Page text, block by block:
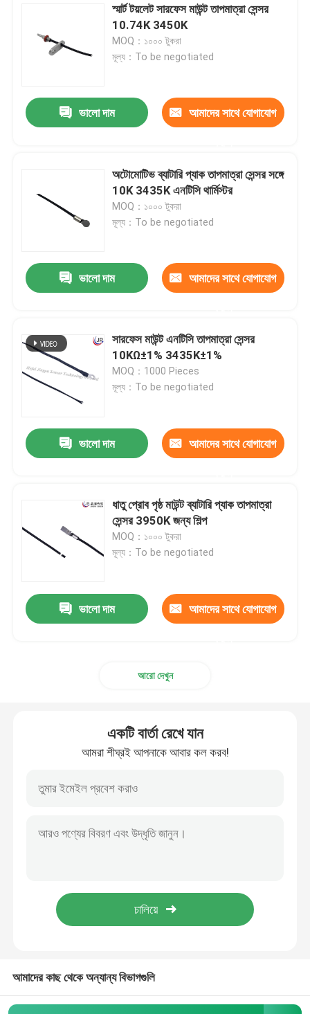
স্মার্ট টয়লেট সারফেস মাউন্ট তাপমাত্রা সেন্সর
10.74K 3450K
MOQ：১০০০ টুকরা
মূল্য：To be negotiated
ভালো দাম আমাদের সাথে যোগাযোগ
অটোমোটিভ ব্যাটারি প্যাক তাপমাত্রা সেন্সর সঙ্গে
10K 3435K এনটিসি থার্মিস্টর
MOQ：১০০০ টুকরা
মূল্য：To be negotiated
ভালো দাম আমাদের সাথে যোগাযোগ
সারফেস মাউন্ট এনটিসি তাপমাত্রা সেন্সর
10KΩ±1% 3435K±1%
MOQ：1000 Pieces
মূল্য：To be negotiated
ভালো দাম আমাদের সাথে যোগাযোগ
ধাতু প্রোব পৃষ্ঠ মাউন্ট ব্যাটারি প্যাক তাপমাত্রা
সেন্সর 3950K জন্য শিল্প
MOQ：১০০০ টুকরা
মূল্য：To be negotiated
ভালো দাম আমাদের সাথে যোগাযোগ
আরো দেখুন
একটি বার্তা রেখে যান
আমরা শীঘ্রই আপনাকে আবার কল করব!
আমাদের কাছ থেকে অন্যান্য বিভাগগুলি